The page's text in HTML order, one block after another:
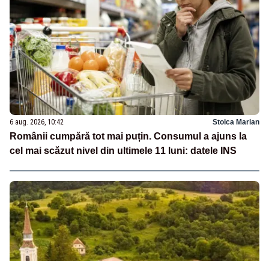
6 aug. 2026, 10:42 Stoica Marian
Românii cumpără tot mai puțin. Consumul a ajuns la
cel mai scăzut nivel din ultimele 11 luni: datele INS